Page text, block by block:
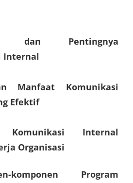
dan Pentingnya
Internal
Manfaat Komunikasi
Efektif
Komunikasi Internal
Organisasi
komponen Program